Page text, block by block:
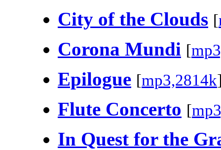
City of the Clouds [
Corona Mundi [
Epilogue [mp3,2814k
Flute Concerto [
In Quest for the